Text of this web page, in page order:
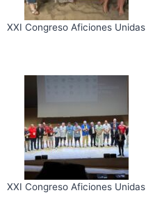
XXI Congreso Aficiones Unidas
XXI Congreso Aficiones Unidas